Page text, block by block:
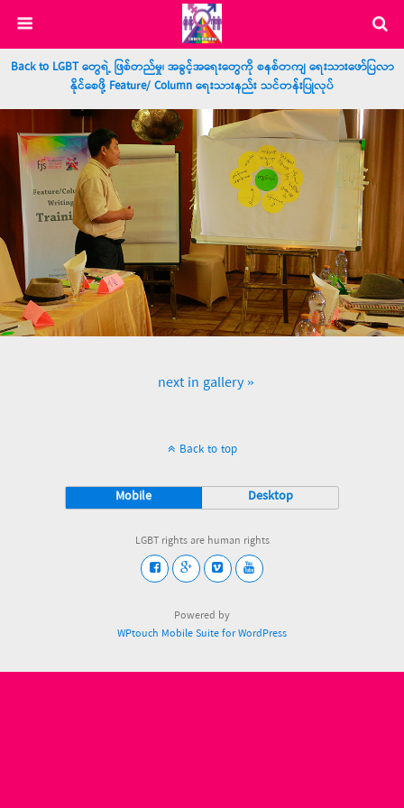
Back to LGBT တွေရဲ့ ဖြစ်တည်မှု၊ အခွင့်အရေးတွေကို စနစ်တကျ ရေးသားဖော်ပြလာ
နိုင်စေဖို့ Feature/ Column ရေးသားနည်း သင်တန်းပြုလုပ်
next in gallery »
Back to top
Mobile Desktop
LGBT rights are human rights
Powered by
WPtouch Mobile Suite for WordPress